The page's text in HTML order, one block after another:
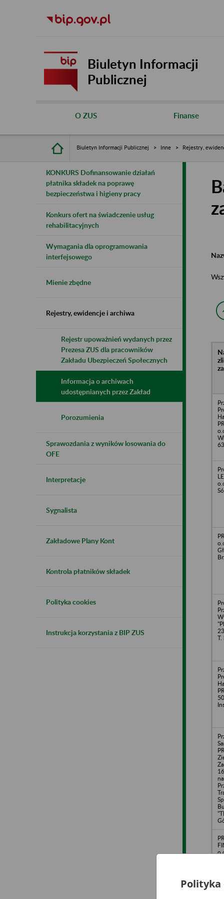
Biuletyn Informacji
Publicznej
O ZUS Finanse
Biuletyn Informacji Publicznej Inne Rejestry,
KONKURS Dofinansowanie działań
płatnika składek na poprawę
bezpieczeństwa i higieny pracy
Konkurs ofert na świadczenie usług
rehabilitacyjnych
Wymagania dla oprogramowania
interfejsowego
Mienie zbędne
Rejestry, ewidencje i archiwa
Rejestr upoważnień wydanych przez
Prezesa ZUS dla pracowników
Zakładu Ubezpieczeń Społecznych
Informacja o archiwach
udostępnianych przez Zakład
Porozumienia
Sprawozdania z wyników losowania do
OFE
Interpretacje
Sygnalista
Zakładowe Plany Kont
Kontrola płatników składek
Polityka cookies
Instrukcja korzystania z BIP ZUS
63
T.
Polityka